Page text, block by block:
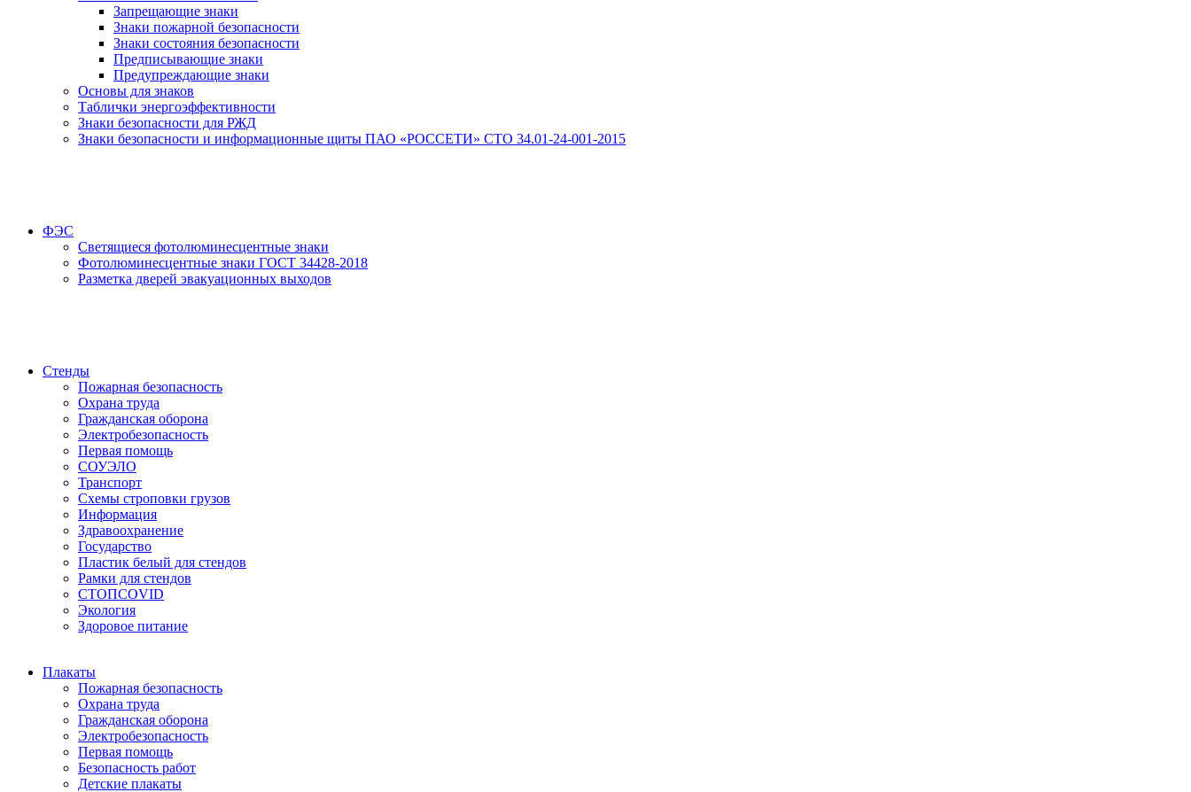
Запрещающие знаки
Знаки пожарной безопасности
Знаки состояния безопасности
Предписывающие знаки
Предупреждающие знаки
Основы для знаков
Таблички энергоэффективности
Знаки безопасности для РЖД
Знаки безопасности и информационные щиты ПАО «РОССЕТИ» СТО 34.01-24-001-2015
ФЭС
Светящиеся фотолюминесцентные знаки
Фотолюминесцентные знаки ГОСТ 34428-2018
Разметка дверей эвакуационных выходов
Стенды
Пожарная безопасность
Охрана труда
Гражданская оборона
Электробезопасность
Первая помощь
СОУЭЛО
Транспорт
Схемы строповки грузов
Информация
Здравоохранение
Государство
Пластик белый для стендов
Рамки для стендов
СТОПCOVID
Экология
Здоровое питание
Плакаты
Пожарная безопасность
Охрана труда
Гражданская оборона
Электробезопасность
Первая помощь
Безопасность работ
Детские плакаты